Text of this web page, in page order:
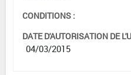
CONDITIONS :
DATE D'AUTORISATION DE
04/03/2015